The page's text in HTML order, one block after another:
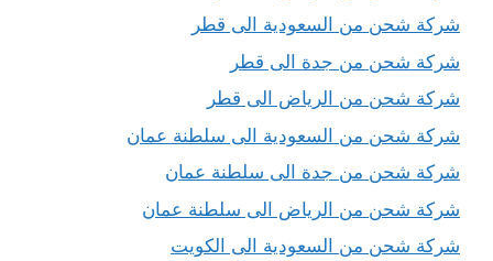
شركة شحن من السعودية الى قطر
شركة شحن من جدة الى قطر
شركة شحن من الرياض الى قطر
شركة شحن من السعودية الى سلطنة عمان
شركة شحن من جدة الى سلطنة عمان
شركة شحن من الرياض الى سلطنة عمان
شركة شحن من السعودية الى الكويت